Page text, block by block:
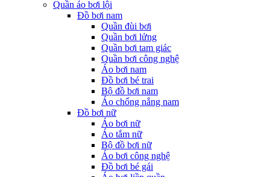
Quần áo bơi lội
Đồ bơi nam
Quần đùi bơi
Quần bơi lửng
Quần bơi tam giác
Quần bơi công nghệ
Áo bơi nam
Đồ bơi bé trai
Bộ đồ bơi nam
Áo chống nắng nam
Đồ bơi nữ
Áo bơi nữ
Áo tắm nữ
Bộ đồ bơi nữ
Áo bơi công nghệ
Đồ bơi bé gái